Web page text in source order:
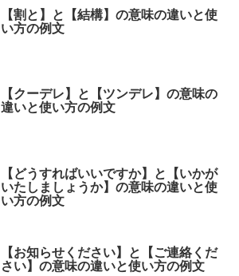
【割と】と【結構】の意味の違いと使
い方の例文
【クーデレ】と【ツンデレ】の意味の
違いと使い方の例文
【どうすればいいですか】と【いかが
いたしましょうか】の意味の違いと使
い方の例文
【お知らせください】と【ご連絡くだ
さい】の意味の違いと使い方の例文